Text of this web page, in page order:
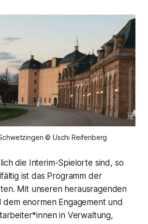
© Uschi Reifenberg
die Interim-Spielorte sind, so
ist das Programm der
Mit unseren herausragenden
dem enormen Engagement und
in Verwaltung,